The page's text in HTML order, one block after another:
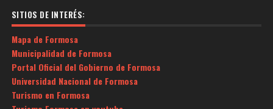
SITIOS DE INTERÉS:
Mapa de Formosa
Municipalidad de Formosa
Portal Oficial del Gobierno de Formosa
Universidad Nacional de Formosa
Turismo en Formosa